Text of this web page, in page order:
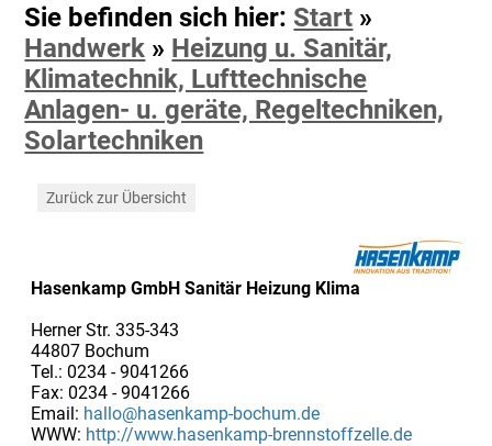
Sie befinden sich hier: Start »
Handwerk » Heizung u. Sanitär,
Klimatechnik, Lufttechnische
Anlagen- u. geräte, Regeltechniken,
Solartechniken
Zurück zur Übersicht
Hasenkamp GmbH Sanitär Heizung Klima
Herner Str. 335-343
44807 Bochum
Tel.: 0234 - 9041266
Fax: 0234 - 9041266
Email: hallo@hasenkamp-bochum.de
WWW: http://www.hasenkamp-brennstoffzelle.de